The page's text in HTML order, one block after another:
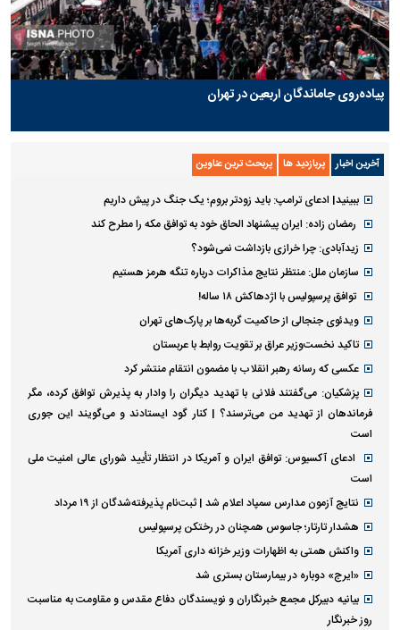
پیاده‌روی جاماندگان اربعین در تهران
آخرین اخبار پربازدید ها پربحث ترین عناوین
ببینید| ادعای ترامپ: باید زودتر بروم؛ یک جنگ در پیش داریم
رمضان زاده: ایران پیشنهاد الحاق خود به توافق مکه را مطرح کند
زیدآبادی: چرا خرازی بازداشت نمی‌شود؟
سازمان ملل: منتظر نتایج مذاکرات درباره تنگه هرمز هستیم
توافق پرسپولیس با اژدهاکش ۱۸ ساله!
ویدئوی جنجالی از حاکمیت گربه‌ها بر پارک‌های تهران
تاکید نخست‌وزیر عراق بر تقویت روابط با عربستان
عکسی که رسانه رهبر انقلاب با مضمون انتقام منتشر کرد
پزشکیان: می‌گفتند فلانی با تهدید دیگران را وادار به پذیرش توافق کرده، مگر
فرماندهان از تهدید من می‌ترسند؟ | کنار گود ایستادند و می‌گویند این جوری
است
ادعای آکسیوس: توافق ایران و آمریکا در انتظار تأیید شورای عالی امنیت ملی
است
نتایج آزمون مدارس سمپاد اعلام شد | ثبت‌نام پذیرفته‌شدگان از ۱۹ مرداد
هشدار تارتار؛ جاسوس همچنان در رختکن پرسپولیس
واکنش همتی به اظهارات وزیر خزانه داری آمریکا
«ایرج» دوباره در بیمارستان بستری شد
بیانیه دبیرکل مجمع خبرنگاران و نویسندگان دفاع مقدس و مقاومت به مناسبت
روز خبرنگار